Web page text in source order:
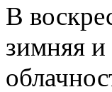
В
зимняя